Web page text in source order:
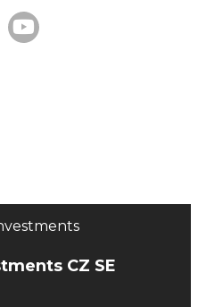
CZ SE